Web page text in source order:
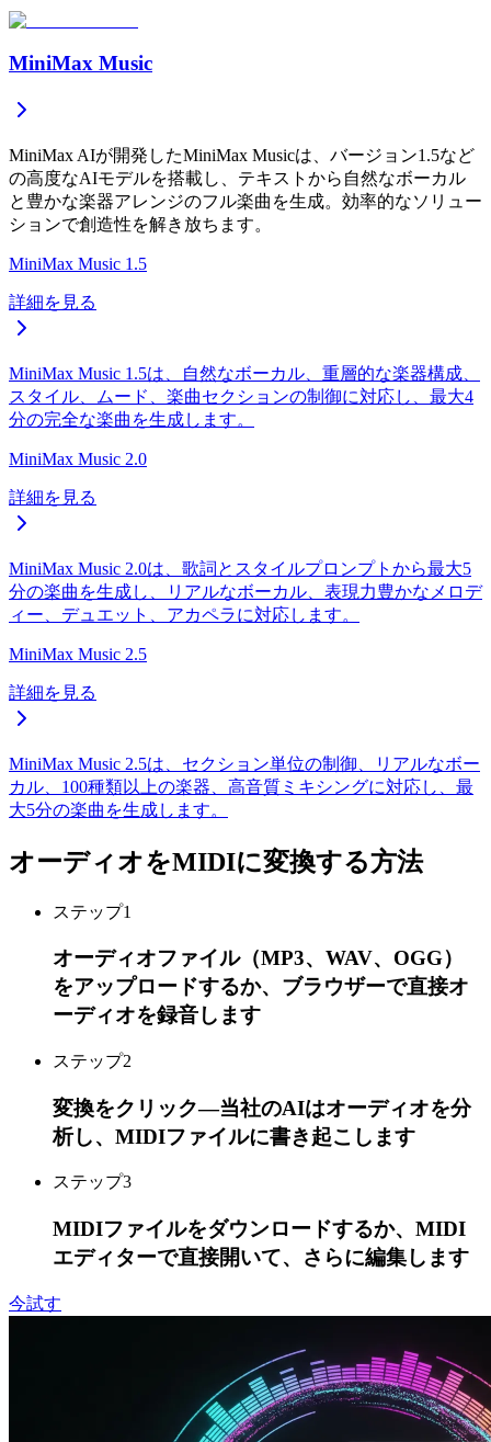
MiniMax Music
MiniMax AIが開発したMiniMax Musicは、バージョン1.5など
の高度なAIモデルを搭載し、テキストから自然なボーカル
と豊かな楽器アレンジのフル楽曲を生成。効率的なソリュー
ションで創造性を解き放ちます。
MiniMax Music 1.5
詳細を見る
MiniMax Music 1.5は、自然なボーカル、重層的な楽器構成、
スタイル、ムード、楽曲セクションの制御に対応し、最大4
分の完全な楽曲を生成します。
MiniMax Music 2.0
詳細を見る
MiniMax Music 2.0は、歌詞とスタイルプロンプトから最大5
分の楽曲を生成し、リアルなボーカル、表現力豊かなメロデ
ィー、デュエット、アカペラに対応します。
MiniMax Music 2.5
詳細を見る
MiniMax Music 2.5は、セクション単位の制御、リアルなボー
カル、100種類以上の楽器、高音質ミキシングに対応し、最
大5分の楽曲を生成します。
オーディオをMIDIに変換する方法
ステップ1
オーディオファイル（MP3、WAV、OGG）
をアップロードするか、ブラウザーで直接オ
ーディオを録音します
ステップ2
変換をクリック—当社のAIはオーディオを分
析し、MIDIファイルに書き起こします
ステップ3
MIDIファイルをダウンロードするか、MIDI
エディターで直接開いて、さらに編集します
今試す